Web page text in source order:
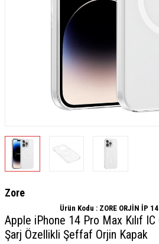
Zore
Ürün Kodu : ZORE ORJİN İP
Apple iPhone 14 Pro Max Kılıf
Şarj Özellikli Şeffaf Orjin Kapak